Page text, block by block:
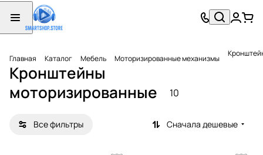
Главная Каталог Мебель Моторизированные механизмы
Кронштейны
моторизированные
10
Все фильтры Сначала дешевые